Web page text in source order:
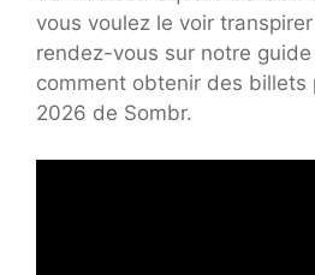
vous voulez le voir
rendez-vous sur notre
comment obtenir des billets
2026 de Sombr.